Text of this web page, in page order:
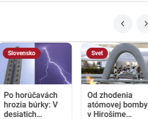
Slovensko
Po horúčavách
hrozia búrky: V
desiatich
Svet
Od zhodenia
atómovej bomby
v Hirošime